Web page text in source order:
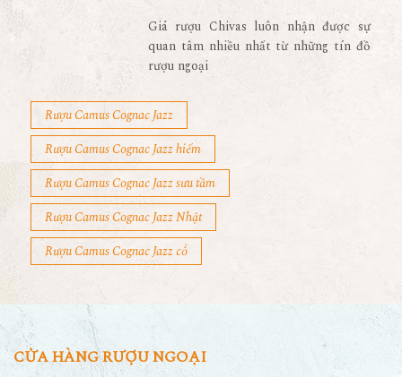
Giá rượu Chivas luôn nhận được sự
quan tâm nhiều nhất từ những tín đồ
rượu ngoại
Rượu Camus Cognac Jazz
Rượu Camus Cognac Jazz hiếm
Rượu Camus Cognac Jazz sưu tầm
Rượu Camus Cognac Jazz Nhật
Rượu Camus Cognac Jazz cổ
CỬA HÀNG RƯỢU NGOẠI